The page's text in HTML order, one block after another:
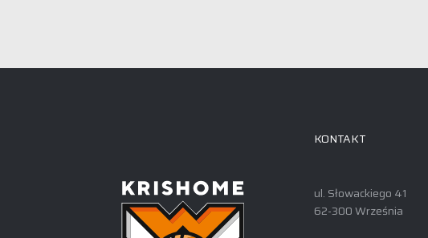
KONTAKT
ul. Słowackiego 41
62-300 Września